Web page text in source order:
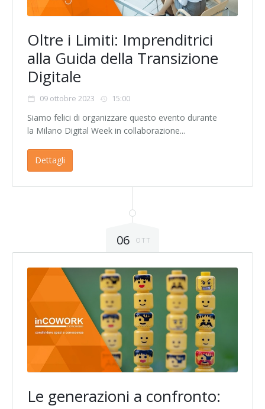
Oltre i Limiti: Imprenditrici
alla Guida della Transizione
Digitale
09 ottobre 2023 15:00
Siamo felici di organizzare questo evento durante
la Milano Digital Week in collaborazione...
Dettagli
06 OTT
Le generazioni a confronto: